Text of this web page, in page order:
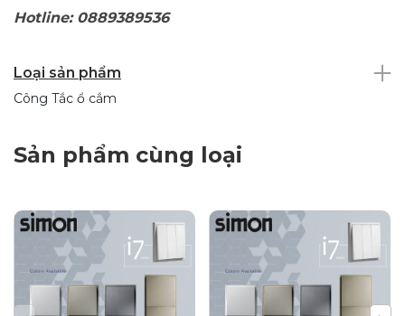
Hotline: 0889389536
Loại sản phẩm
Công Tắc ổ cắm
Sản phẩm cùng loại